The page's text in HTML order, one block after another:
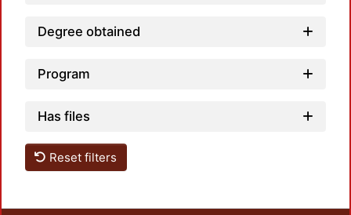
Degree obtained
Program
Has files
Reset filters